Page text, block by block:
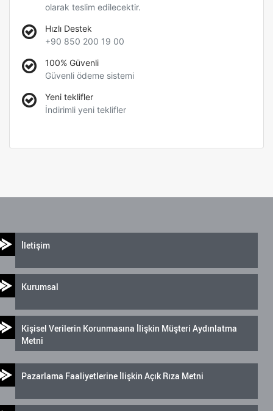
olarak teslim edilecektir.
Hızlı Destek
+90 850 200 19 00
100% Güvenli
Güvenli ödeme sistemi
Yeni teklifler
İndirimli yeni teklifler
İletişim
Kurumsal
Kişisel Verilerin Korunmasına İlişkin Müşteri Aydınlatma
Metni
Pazarlama Faaliyetlerine İlişkin Açık Rıza Metni